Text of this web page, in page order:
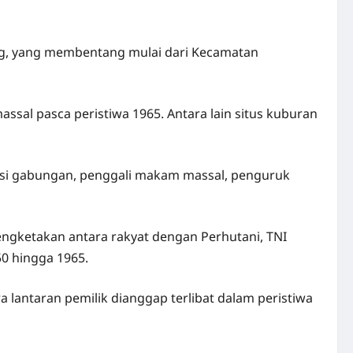
yang membentang mulai dari Kecamatan
pasca peristiwa 1965. Antara lain situs kuburan
gabungan, penggali makam massal, penguruk
antara rakyat dengan Perhutani, TNI
hingga 1965.
lantaran pemilik dianggap terlibat dalam peristiwa